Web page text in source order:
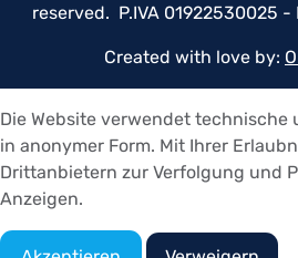
reserved. P.IVA 01922530025 -
Created with love by:
Die Website verwendet technische
in anonymer Form. Mit Ihrer
Drittanbietern zur Verfolgung und
Anzeigen.